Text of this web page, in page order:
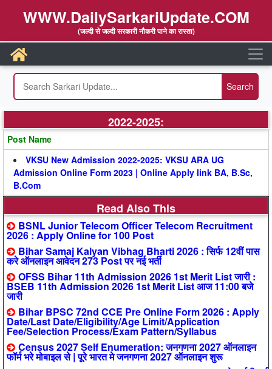
WWW.DailySarkariUpdate.COM
(जल्दी से जल्दी सरकारी नौकरी पाने का रास्ता)
2022-2025:
Post Name
VKSU New Admission 2022-2025: VKSU ARA UG
Admission Online Form 2023 | Online Apply link BA, B.Sc,
B.Com
Read Also This
BSNL Junior Telecom Officer Telecom Recruitment
2026 : Apply Online for 100 Post
Bihar Samaj Kalyan Vibhag Bharti 2026 : सिर्फ 12वीं पास
करे ऑनलाइन आवेदन 273 Post पर नई भर्ती
OFSS Bihar 11th Admission 2026 1st Merit List जारी :
BSEB 11th Admission 2026 1st Merit List आज 11:00 बजे
जारी
Bihar BPSC 72nd CCE Pre Online Form 2026 : Apply
Date/Last Date/Eligibility/Age Limit/Application
Fee/Selection Process/Exam Pattern/Syllabus
Census 2027 Self Enumeration: जनगणना 2027 ऑनलाइन
फॉर्म भरे मोबाइल से | पूरे भारत मे जनगणना 2027 ऑनलाइन शुरू